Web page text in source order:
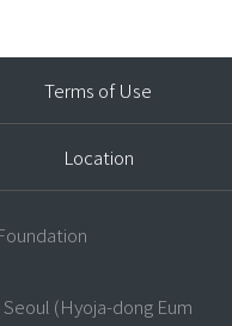
Terms of Use
Location
(Hyoja-dong Eum